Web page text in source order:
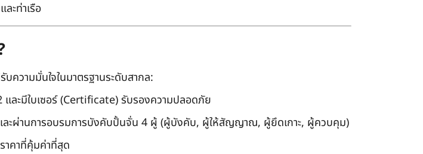
ะท่าเรือ
บความมั่นใจในมาตรฐานระดับสากล:
ละมีใบเซอร์ (Certificate) รับรองความปลอดภัย
ะผ่านการอบรมการบังคับปั้นจั่น 4 ผู้ (ผู้บังคับ, ผู้ให้สัญญาณ, ผู้ยึดเกาะ, ผู้ควบคุม)
าคาที่คุ้มค่าที่สุด